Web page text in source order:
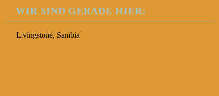
WIR SIND GERADE HIER:
Livingstone, Sambia